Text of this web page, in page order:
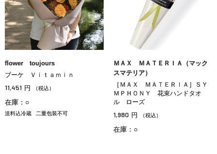
flower toujours
ブーケ Ｖｉｔａｍｉｎ
11,451 円 （税込）
在庫：○
送料込冷蔵 二重包装不可
ＭＡＸ ＭＡＴＥＲＩＡ（マック
スマテリア）
［ＭＡＸ ＭＡＴＥＲＩＡ］ＳＹ
ＭＰＨＯＮＹ 花束ハンドタオ
ル ローズ
1,980 円 （税込）
在庫：○